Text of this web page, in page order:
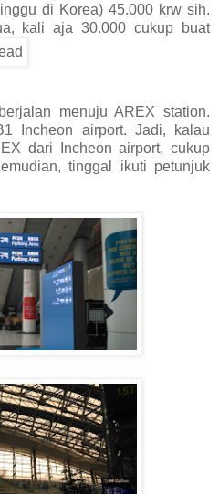
di Korea) 45.000 krw sih.
kali aja 30.000 cukup buat
menuju AREX station.
Incheon airport. Jadi, kalau
dari Incheon airport, cukup
tinggal ikuti petunjuk